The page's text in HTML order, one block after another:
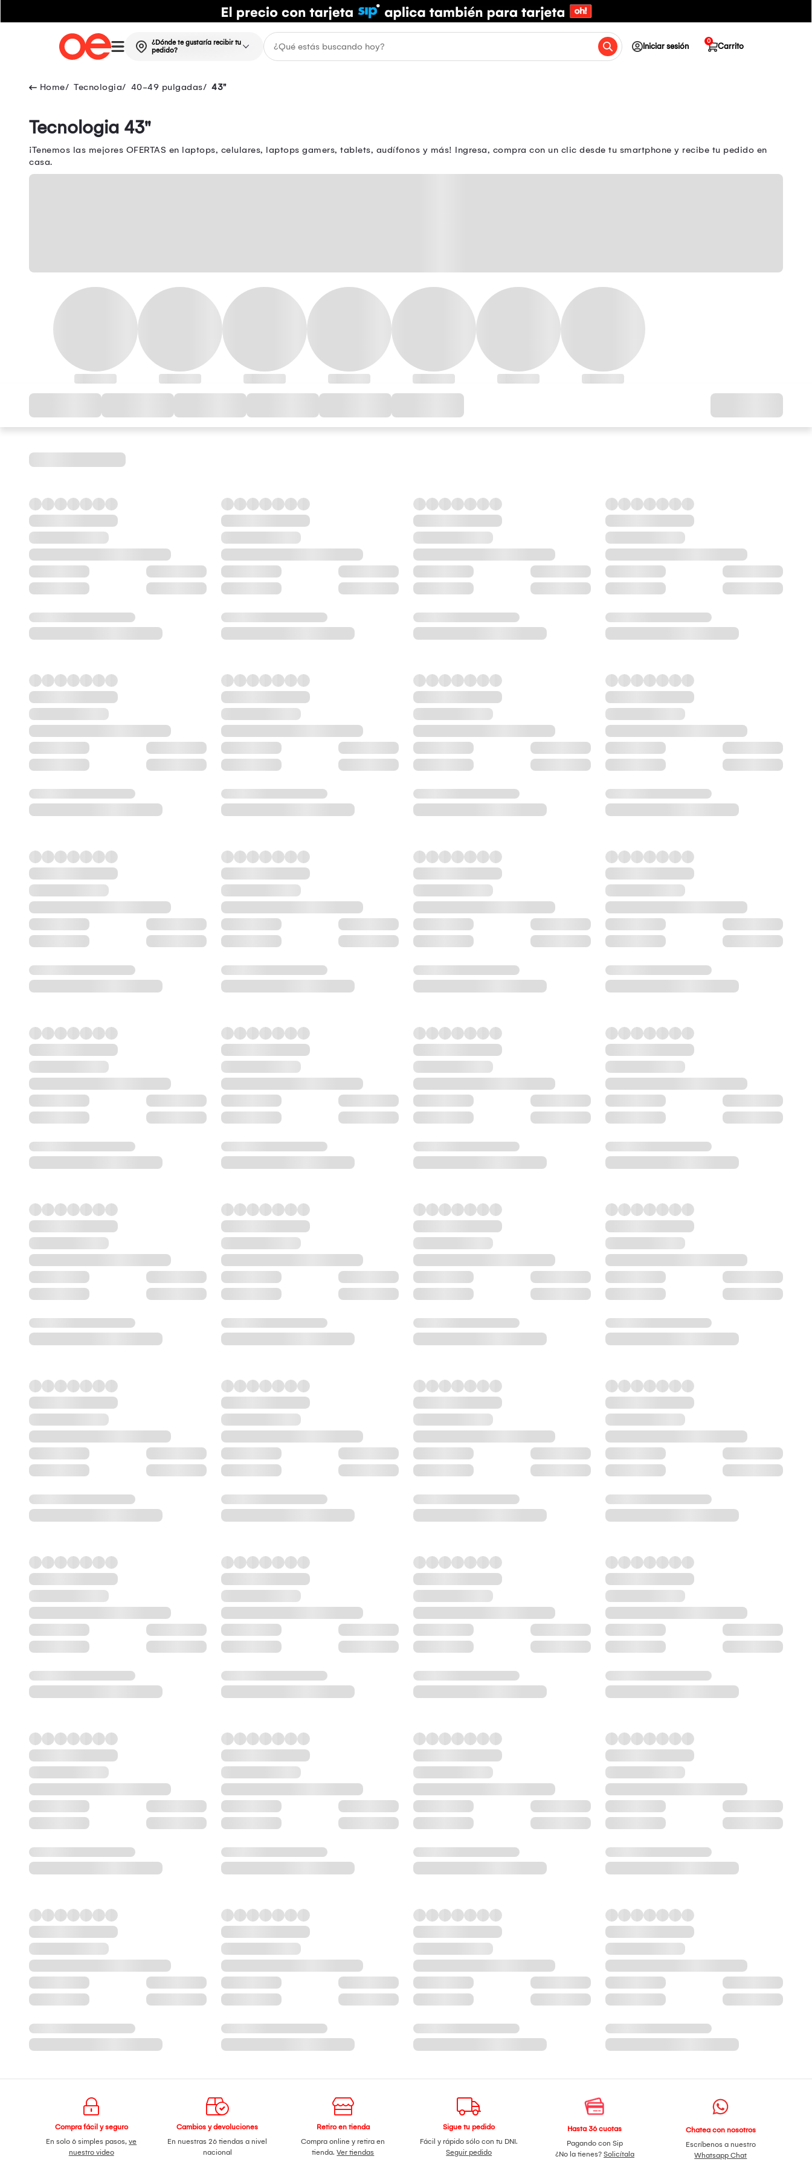
¿Dónde te gustaría recibir tu
pedido?
Iniciar sesión Carrito
0
Tecnologia 40-49 pulgadas 43"
Tecnologia 43"
¡Tenemos las mejores OFERTAS en laptops, celulares, laptops gamers, tablets, audífonos y más! Ingresa, compra con un clic desde tu smartphone y recibe tu pedido en
casa.
Compra fácil y seguro
En solo 6 simples pasos,ve
nuestro video
Cambios y devoluciones
En nuestras 26 tiendas a nivel
nacional
Retiro en tienda
Compra online y retira en
tienda.Ver tiendas
Sigue tu pedido
Fácil y rápido sólo con tu DNI.
Seguir pedido
Hasta 36 cuotas
Pagando con Sip
¿No la tienes? Solicítala
Chatea con nosotros
Escríbenos a nuestro
Whatsapp Chat